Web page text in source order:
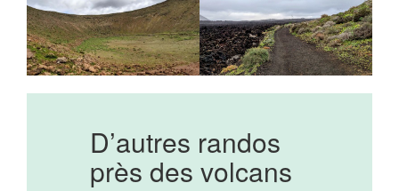
D’autres randos
près des volcans